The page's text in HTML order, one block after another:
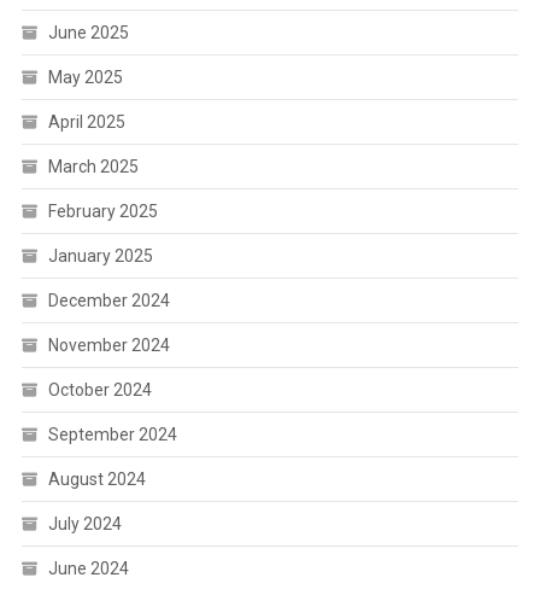
June 2025
May 2025
April 2025
March 2025
February 2025
January 2025
December 2024
November 2024
October 2024
September 2024
August 2024
July 2024
June 2024